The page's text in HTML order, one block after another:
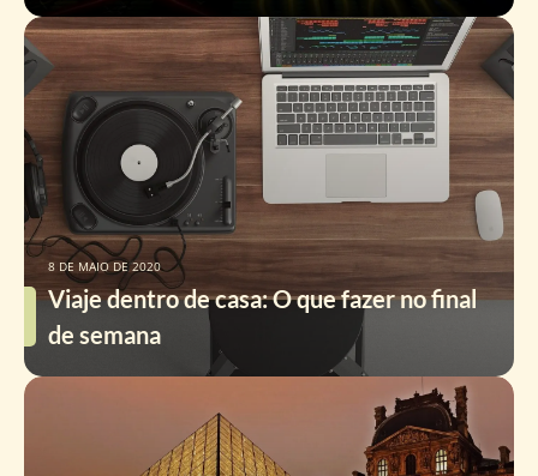
Viaje dentro de casa: O que fazer no final
de semana
8 DE MAIO DE 2020